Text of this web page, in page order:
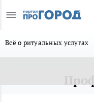
Всё о ритуальных услугах